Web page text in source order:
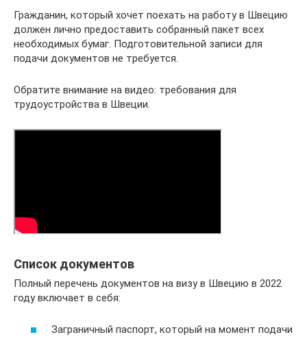
Гражданин, который хочет поехать на работу в Швецию
должен лично предоставить собранный пакет всех
необходимых бумаг. Подготовительной записи для
подачи документов не требуется.
Обратите внимание на видео: требования для
трудоустройства в Швеции.
Список документов
Полный перечень документов на визу в Швецию в 2022
году включает в себя:
Заграничный паспорт, который на момент подачи